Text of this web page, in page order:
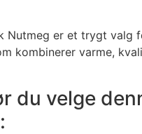
Nutmeg er et trygt valg
kombinerer varme,
du velge